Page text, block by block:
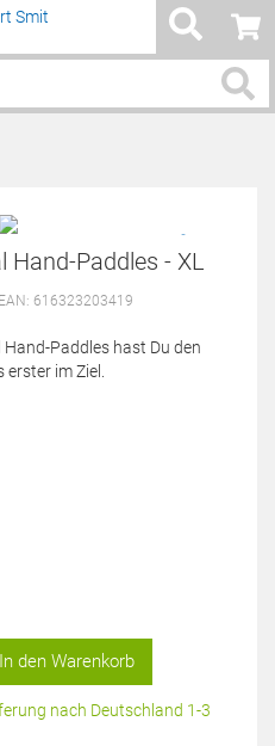
Service / Hilfe
Hand-Paddles - XL
| EAN: 616323203419
Paddles hast Du den
im Ziel.
In den Warenkorb
nach Deutschland 1-3